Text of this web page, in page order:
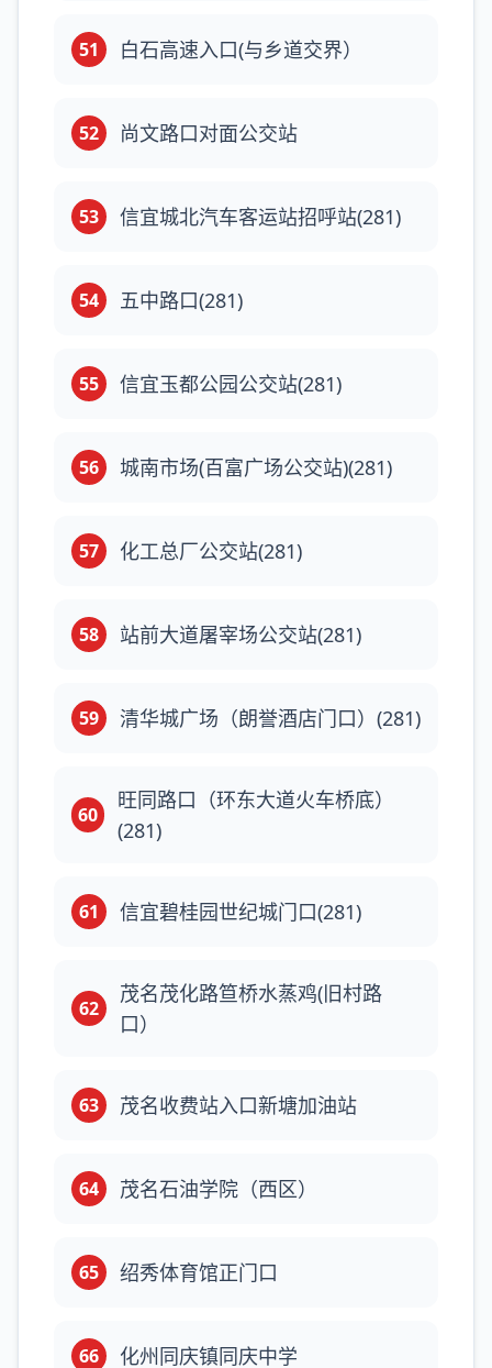
51 白石高速入口(与乡道交界）
52 尚文路口对面公交站
53 信宜城北汽车客运站招呼站(281)
54 五中路口(281)
55 信宜玉都公园公交站(281)
56 城南市场(百富广场公交站)(281)
57 化工总厂公交站(281)
58 站前大道屠宰场公交站(281)
59 清华城广场（朗誉酒店门口）(281)
60
旺同路口（环东大道火车桥底）
(281)
61 信宜碧桂园世纪城门口(281)
62
茂名茂化路笪桥水蒸鸡(旧村路
口）
63 茂名收费站入口新塘加油站
64 茂名石油学院（西区）
65 绍秀体育馆正门口
66 化州同庆镇同庆中学